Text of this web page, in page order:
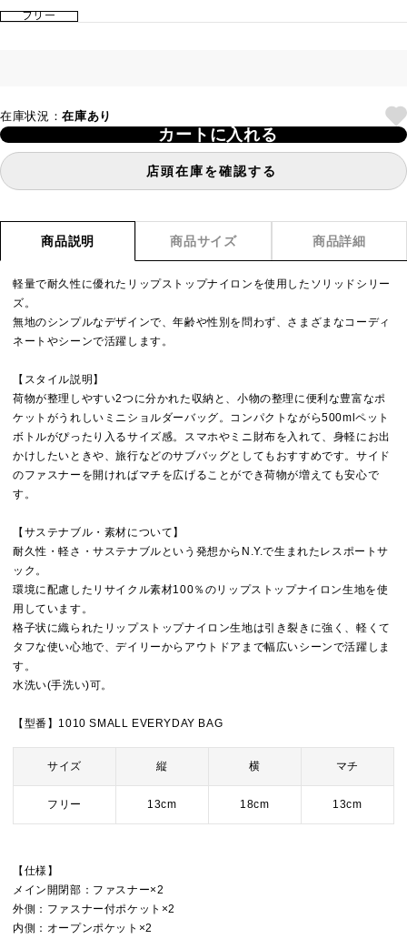
フリー
在庫状況：在庫あり
カートに入れる
店頭在庫を確認する
商品説明 商品サイズ 商品詳細
軽量で耐久性に優れたリップストップナイロンを使用したソリッドシリー
ズ。
無地のシンプルなデザインで、年齢や性別を問わず、さまざまなコーディ
ネートやシーンで活躍します。
【スタイル説明】
荷物が整理しやすい2つに分かれた収納と、小物の整理に便利な豊富なポ
ケットがうれしいミニショルダーバッグ。コンパクトながら500mlペット
ボトルがぴったり入るサイズ感。スマホやミニ財布を入れて、身軽にお出
かけしたいときや、旅行などのサブバッグとしてもおすすめです。サイド
のファスナーを開ければマチを広げることができ荷物が増えても安心で
す。
【サステナブル・素材について】
耐久性・軽さ・サステナブルという発想からN.Y.で生まれたレスポートサ
ック。
環境に配慮したリサイクル素材100％のリップストップナイロン生地を使
用しています。
格子状に織られたリップストップナイロン生地は引き裂きに強く、軽くて
タフな使い心地で、デイリーからアウトドアまで幅広いシーンで活躍しま
す。
水洗い(手洗い)可。
【型番】1010 SMALL EVERYDAY BAG
サイズ 縦 横 マチ
フリー 13cm 18cm 13cm
【仕様】
メイン開閉部：ファスナー×2
外側：ファスナー付ポケット×2
内側：オープンポケット×2